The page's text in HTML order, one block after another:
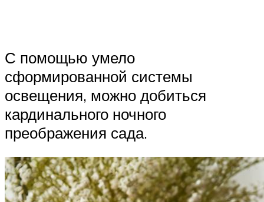
С помощью умело
сформированной системы
освещения, можно добиться
кардинального ночного
преображения сада.